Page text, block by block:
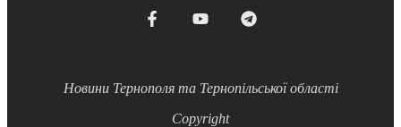
Новини Тернополя та Тернопільської області
Copyright